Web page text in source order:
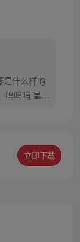
是什么样的
呜呜呜 皇帝
快闪！！
、卷二，全
立即下载